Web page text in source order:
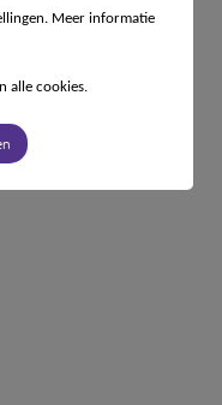
Meer informatie
alle cookies.